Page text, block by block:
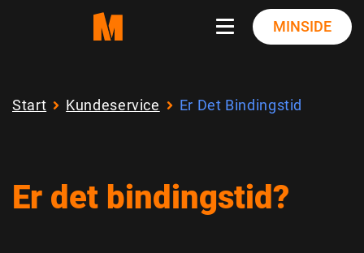
MINSIDE
Start Kundeservice Er Det Bindingstid
Er det bindingstid?